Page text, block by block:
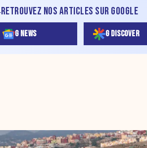
RETROUVEZ NOS ARTICLES SUR GOOGLE
G NEWS G DISCOVER